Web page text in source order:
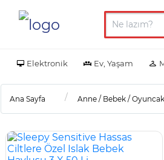
Elektronik Ev, Yaşam
Ana Sayfa Anne / Bebek / Oyuncak